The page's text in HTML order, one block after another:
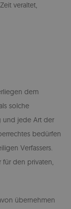
veraltet,
dem
solche
und jede Art der
bedürfen
Verfassers.
den privaten,
übernehmen